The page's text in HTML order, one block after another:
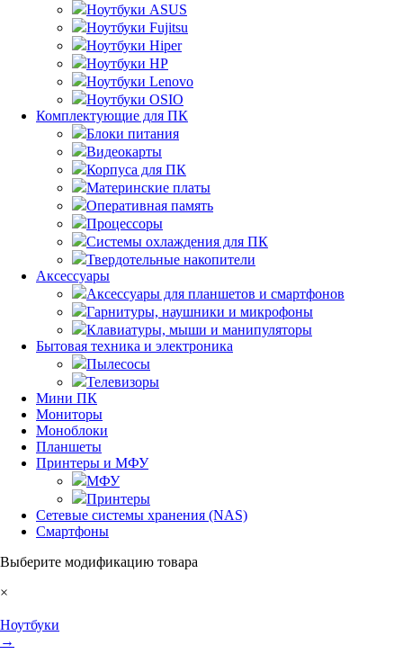
Ноутбуки ASUS
Ноутбуки Fujitsu
Ноутбуки Hiper
Ноутбуки HP
Ноутбуки Lenovo
Ноутбуки OSIO
Комплектующие для ПК
Блоки питания
Видеокарты
Корпуса для ПК
Материнские платы
Оперативная память
Процессоры
Системы охлаждения для ПК
Твердотельные накопители
Аксессуары
Аксессуары для планшетов и смартфонов
Гарнитуры, наушники и микрофоны
Клавиатуры, мыши и манипуляторы
Бытовая техника и электроника
Пылесосы
Телевизоры
Мини ПК
Мониторы
Моноблоки
Планшеты
Принтеры и МФУ
МФУ
Принтеры
Сетевые системы хранения (NAS)
Смартфоны
Выберите модификацию товара
×
Ноутбуки
→